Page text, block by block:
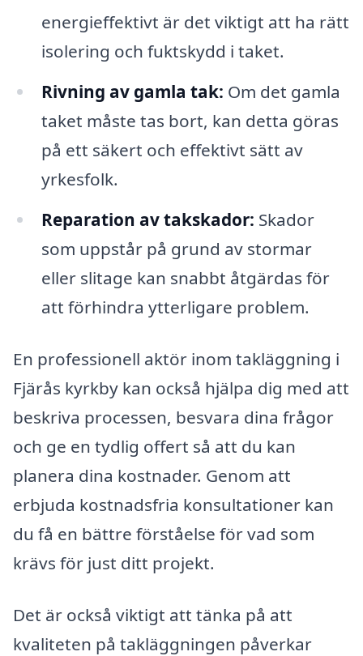
energieffektivt är det viktigt att ha rätt
isolering och fuktskydd i taket.
Rivning av gamla tak: Om det gamla
taket måste tas bort, kan detta göras
på ett säkert och effektivt sätt av
yrkesfolk.
Reparation av takskador: Skador
som uppstår på grund av stormar
eller slitage kan snabbt åtgärdas för
att förhindra ytterligare problem.
En professionell aktör inom takläggning i
Fjärås kyrkby kan också hjälpa dig med att
beskriva processen, besvara dina frågor
och ge en tydlig offert så att du kan
planera dina kostnader. Genom att
erbjuda kostnadsfria konsultationer kan
du få en bättre förståelse för vad som
krävs för just ditt projekt.
Det är också viktigt att tänka på att
kvaliteten på takläggningen påverkar